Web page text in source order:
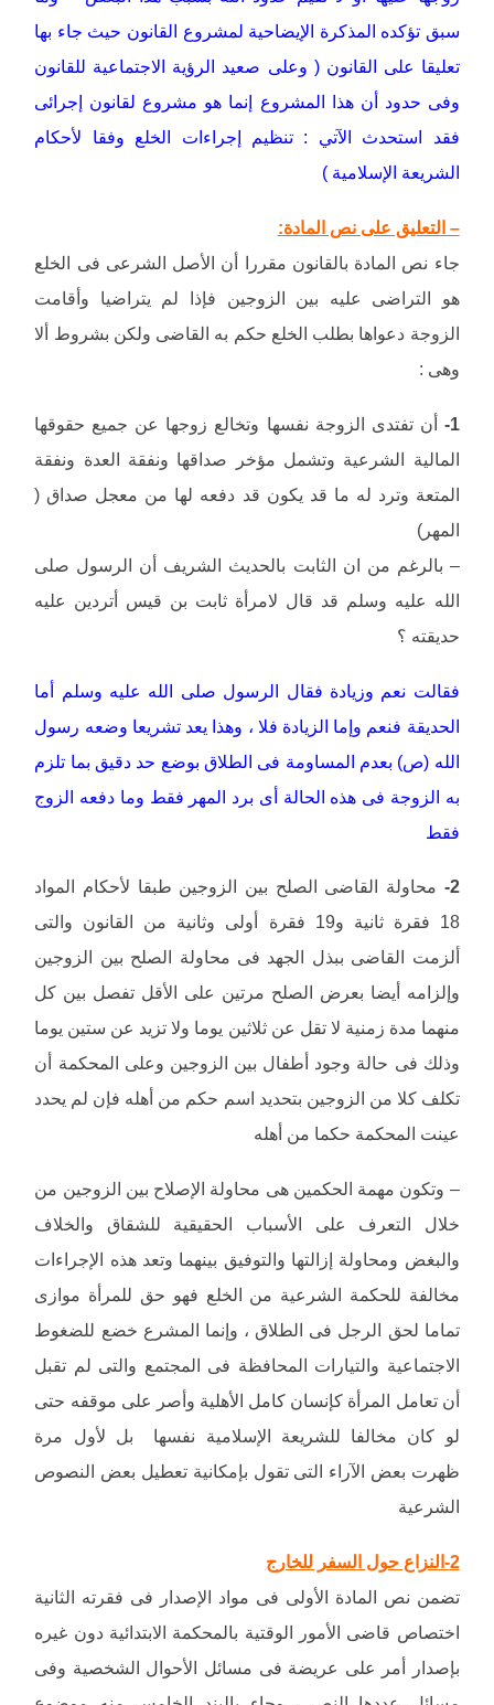
سبق تؤكده المذكرة الإيضاحية لمشروع القانون حيث جاء بها
تعليقا على القانون ( وعلى صعيد الرؤية الاجتماعية للقانون
وفى حدود أن هذا المشروع إنما هو مشروع لقانون إجرائى
فقد استحدث الآتي : تنظيم إجراءات الخلع وفقا لأحكام
الشريعة الإسلامية )
– التعليق على نص المادة:
جاء نص المادة بالقانون مقررا أن الأصل الشرعى فى الخلع
هو التراضى عليه بين الزوجين فإذا لم يتراضيا وأقامت
الزوجة دعواها بطلب الخلع حكم به القاضى ولكن بشروط ألا
وهى :
1-
أن تفتدى الزوجة نفسها وتخالع زوجها عن جميع حقوقها
المالية الشرعية وتشمل مؤخر صداقها ونفقة العدة ونفقة
المتعة وترد له ما قد يكون قد دفعه لها من معجل صداق (
المهر)
– بالرغم من ان الثابت بالحديث الشريف أن الرسول صلى
الله عليه وسلم قد قال لامرأة ثابت بن قيس أتردين عليه
حديقته ؟
فقالت نعم وزيادة فقال الرسول صلى الله عليه وسلم أما
الحديقة فنعم وإما الزيادة فلا ، وهذا يعد تشريعا وضعه رسول
الله (ص) بعدم المساومة فى الطلاق بوضع حد دقيق بما تلزم
به الزوجة فى هذه الحالة أى برد المهر فقط وما دفعه الزوج
فقط
2-
محاولة القاضى الصلح بين الزوجين طبقا لأحكام المواد
18 فقرة ثانية و19 فقرة أولى وثانية من القانون والتى
ألزمت القاضى ببذل الجهد فى محاولة الصلح بين الزوجين
وإلزامه أيضا بعرض الصلح مرتين على الأقل تفصل بين كل
منهما مدة زمنية لا تقل عن ثلاثين يوما ولا تزيد عن ستين يوما
وذلك فى حالة وجود أطفال بين الزوجين وعلى المحكمة أن
تكلف كلا من الزوجين بتحديد اسم حكم من أهله فإن لم يحدد
عينت المحكمة حكما من أهله
– وتكون مهمة الحكمين هى محاولة الإصلاح بين الزوجين من
خلال التعرف على الأسباب الحقيقية للشقاق والخلاف
والبغض ومحاولة إزالتها والتوفيق بينهما وتعد هذه الإجراءات
مخالفة للحكمة الشرعية من الخلع فهو حق للمرأة موازى
تماما لحق الرجل فى الطلاق ، وإنما المشرع خضع للضغوط
الاجتماعية والتيارات المحافظة فى المجتمع والتى لم تقبل
أن تعامل المرأة كإنسان كامل الأهلية وأصر على موقفه حتى
لو كان مخالفا للشريعة الإسلامية نفسها بل لأول مرة
ظهرت بعض الآراء التى تقول بإمكانية تعطيل بعض النصوص
الشرعية
2-النزاع حول السفر للخارج
تضمن نص المادة الأولى فى مواد الإصدار فى فقرته الثانية
اختصاص قاضى الأمور الوقتية بالمحكمة الابتدائية دون غيره
بإصدار أمر على عريضة فى مسائل الأحوال الشخصية وفى